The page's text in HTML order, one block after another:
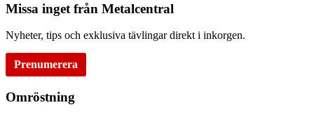
Missa inget från Metalcentral
Nyheter, tips och exklusiva tävlingar direkt i inkorgen.
Prenumerera
Omröstning